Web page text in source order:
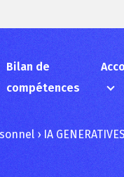
Bilan de
compétences
›IA